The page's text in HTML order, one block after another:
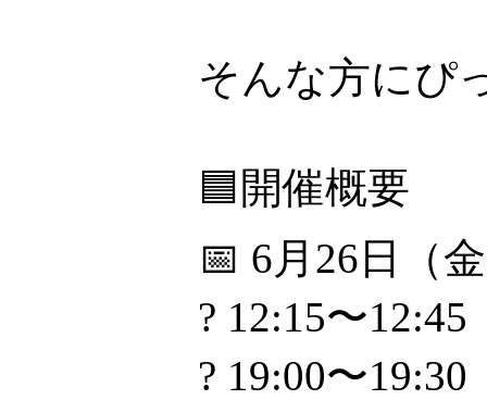
そんな方にぴ
🟦開催概要
📅 6月26日（
? 12:15〜12:45
? 19:00〜19:30